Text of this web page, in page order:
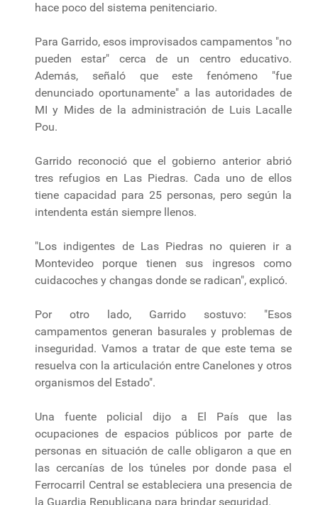
hace poco del sistema penitenciario.
Para Garrido, esos improvisados campamentos "no
pueden estar" cerca de un centro educativo.
Además, señaló que este fenómeno "fue
denunciado oportunamente" a las autoridades de
MI y Mides de la administración de Luis Lacalle
Pou.
Garrido reconoció que el gobierno anterior abrió
tres refugios en Las Piedras. Cada uno de ellos
tiene capacidad para 25 personas, pero según la
intendenta están siempre llenos.
"Los indigentes de Las Piedras no quieren ir a
Montevideo porque tienen sus ingresos como
cuidacoches y changas donde se radican", explicó.
Por otro lado, Garrido sostuvo: "Esos
campamentos generan basurales y problemas de
inseguridad. Vamos a tratar de que este tema se
resuelva con la articulación entre Canelones y otros
organismos del Estado".
Una fuente policial dijo a El País que las
ocupaciones de espacios públicos por parte de
personas en situación de calle obligaron a que en
las cercanías de los túneles por donde pasa el
Ferrocarril Central se estableciera una presencia de
la Guardia Republicana para brindar seguridad.